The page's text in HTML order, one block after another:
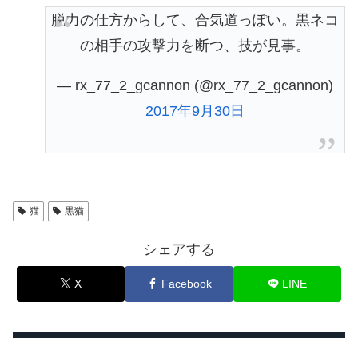
脱力の仕方からして、合気道っぽい。黒ネコ
の相手の攻撃力を断つ、技が見事。
— rx_77_2_gcannon (@rx_77_2_gcannon)
2017年9月30日
猫 黒猫
シェアする
X Facebook LINE